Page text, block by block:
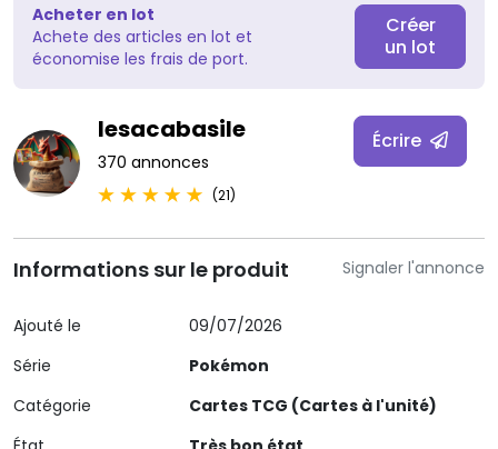
Acheter en lot
Achete des articles en lot et
économise les frais de port.
Créer
un lot
lesacabasile
370 annonces
(21)
Écrire
Signaler l'annonce
Informations sur le produit
Ajouté le
09/07/2026
Série
Pokémon
Catégorie
Cartes TCG (Cartes à l'unité)